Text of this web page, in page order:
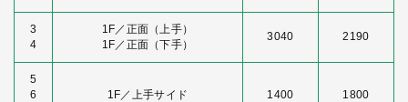
3
4
1F／正面（上手）
1F／正面（下手）
3040 2190
5
6
1F／上手サイド 1400 1800